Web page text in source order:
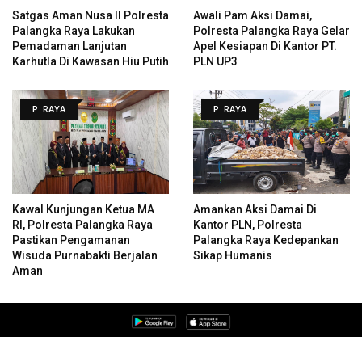
Satgas Aman Nusa II Polresta
Palangka Raya Lakukan
Pemadaman Lanjutan
Karhutla Di Kawasan Hiu Putih
Awali Pam Aksi Damai,
Polresta Palangka Raya Gelar
Apel Kesiapan Di Kantor PT.
PLN UP3
P. RAYA
Kawal Kunjungan Ketua MA
RI, Polresta Palangka Raya
Pastikan Pengamanan
Wisuda Purnabakti Berjalan
Aman
P. RAYA
Amankan Aksi Damai Di
Kantor PLN, Polresta
Palangka Raya Kedepankan
Sikap Humanis